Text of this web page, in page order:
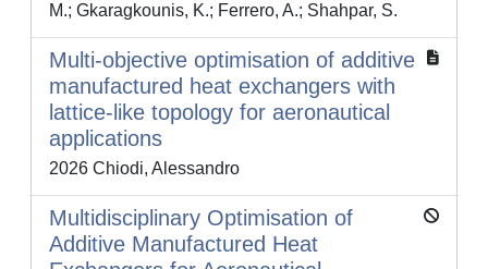
M.; Gkaragkounis, K.; Ferrero, A.; Shahpar, S.
Multi-objective optimisation of additive
manufactured heat exchangers with
lattice-like topology for aeronautical
applications
2026 Chiodi, Alessandro
Multidisciplinary Optimisation of
Additive Manufactured Heat